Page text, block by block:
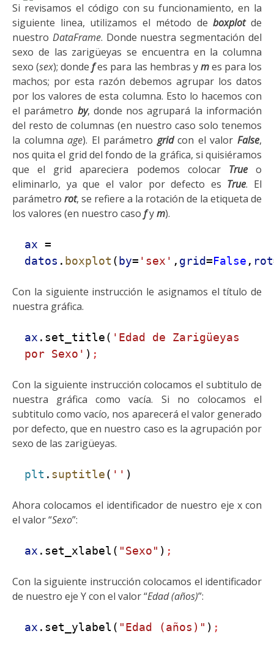
Si revisamos el código con su funcionamiento, en la
siguiente linea, utilizamos el método deboxplotde
nuestro DataFrame. Donde nuestra segmentación del
sexo de las zarigüeyas se encuentra en la columna
sexo (sex); dondefes para las hembras ymes para los
machos; por esta razón debemos agrupar los datos
por los valores de esta columna. Esto lo hacemos con
el parámetro by, donde nos agrupará la información
del resto de columnas (en nuestro caso solo tenemos
la columnaage). El parámetro gridcon el valorFalse,
nos quita el grid del fondo de la gráfica, si quisiéramos
que el grid apareciera podemos colocar Trueo
eliminarlo, ya que el valor por defecto es True. El
parámetro rot, se refiere a la rotación de la etiqueta de
los valores (en nuestro caso fym).
ax =
datos . boxplot (by= 'sex' , grid=False , rot
Con la siguiente instrucción le asignamos el título de
nuestra gráfica.
ax .set_title( 'Edad de Zarigüeyas
por Sexo' ) ;
Con la siguiente instrucción colocamos el subtitulo de
nuestra gráfica como vacía. Si no colocamos el
subtitulo como vacío, nos aparecerá el valor generado
por defecto, que en nuestro caso es la agrupación por
sexo de las zarigüeyas.
plt . suptitle( '' )
Ahora colocamos el identificador de nuestro eje x con
el valor “Sexo”:
ax .set_xlabel( "Sexo" ) ;
Con la siguiente instrucción colocamos el identificador
de nuestro eje Y con el valor “Edad (años)”:
ax .set_ylabel( "Edad (años)" ) ;